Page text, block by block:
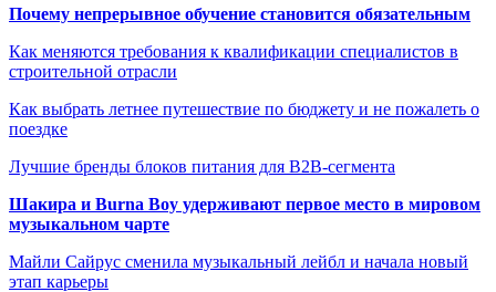
Почему непрерывное обучение становится обязательным
Как меняются требования к квалификации специалистов в
строительной отрасли
Как выбрать летнее путешествие по бюджету и не пожалеть о
поездке
Лучшие бренды блоков питания для B2B-сегмента
Шакира и Burna Boy удерживают первое место в мировом
музыкальном чарте
Майли Сайрус сменила музыкальный лейбл и начала новый
этап карьеры